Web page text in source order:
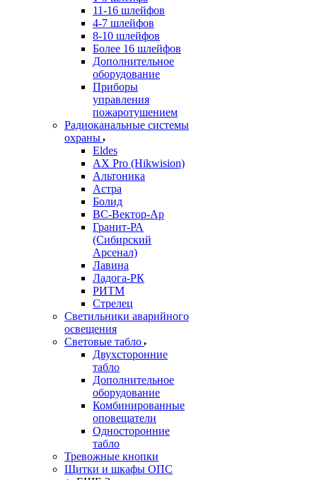
11-16 шлейфов
4-7 шлейфов
8-10 шлейфов
Более 16 шлейфов
Дополнительное
оборудование
Приборы
управления
пожаротушением
Радиоканальные системы
охраны
Eldes
AX Pro (Hikwision)
Альтоника
Астра
Болид
ВС-Вектор-Ар
Гранит-РА
(Сибирский
Арсенал)
Лавина
Ладога-РК
РИТМ
Стрелец
Светильники аварийного
освещения
Световые табло
Двухсторонние
табло
Дополнительное
оборудование
Комбинированные
оповещатели
Односторонние
табло
Тревожные кнопки
Щитки и шкафы ОПС